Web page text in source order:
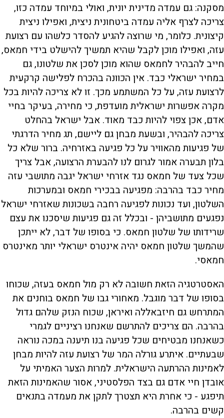
מסקנה: גם עמדה מדינית יונית, ואולי במיוחד עמדה כזו,
צריכה לצרף אליה עמדה ביטחונית ניצית, ואפילו ניצית
קיצונית. כלומר, מי שרוצה להגיע להסדר כלשהו עם רצועת
עזה, ואפילו מוכן לקבל שהיא תמשיך להישלט בידי חמאס,
חייב להבהיר לחמאס שהוא מוכן לסכן את שלטונו, גם
במחיר ישראלי כבד. אין הכוונה בהכרח לפלישה קרקעית
לרצועת עזה, על כל המשתמע מכך. זו לא צריכה להיות בכל
מקרה אפשרות ישראלית מועדפת, כי מחירה, בעיקר בחיי
אדם, אכן צפוי להיות כבד מאוד. אבל ישראל בהחלט
צריכה להבהיר, ובשעת מבחן גם ליישם, תג מחיר הדרגתי
של פגיעות מהאוויר על כל פגיעה באזרחיה. ברור שלא כל
בלון תבערה אמור לגרום לנו להבערת הרצועה, אבל צריך
שכל צעד של חמאס נגד אזרחי ישראל יגבה מתושבי עזה
מחיר כבד בהרבה: מפגיעה בבכירי חמאס ובמערכות
השלטון, ועד נכונות לפגיעה רחבה בשכונות שאזרחי ישראל
נפגעים מתושביהן - ובכלל זה גם פגיעות שיסכנו את עצם
שרידותו של שלטון חמאס. כי בסופו של דבר, לא ייתכן
שהמשך שלטון חמאס יהיה אינטרס ישראלי יותר מאינטרס
חמאסי.
האסטרטגיה הזאת חשובה לא רק מול חמאס בעזה, שכוחו
בסופו של דבר מוגבל. מאחורי גבו של חמאס בוחנים את
המתרחש גם חיזבאללה ואיראן, שכוח הנזק שלהם גדול
בהרבה. הם צריכים להתרשם שאנחנו רציניים לגמרי
כשאנחנו מבטיחים שכל פגיעה בנו תיענה במכה נוראה
שבעתיים. איתרע גורלה המר של רצועת עזה להיות מבחן
לאמינות ההרתעה הישראלית. למרות הצער האמיתי על
אובדן חיי אדם גם בצד הפלסטיני, אסור שהאמינות הזאת
תיפגע - כי אחרת היא תצטרך לתקן את מעמדה בתנאים
קשים בהרבה.